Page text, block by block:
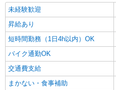
未経験歓迎
昇給あり
短時間勤務（1日4h以内）OK
バイク通勤OK
交通費支給
まかない・食事補助